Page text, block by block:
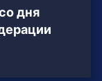
дня